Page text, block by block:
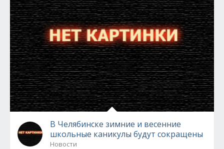
В Челябинске зимние и весенние
школьные каникулы будут сокращены
Новости